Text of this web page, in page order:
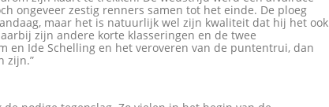
ongeveer zestig renners samen tot het einde. De ploeg
maar het is natuurlijk wel zijn kwaliteit dat hij het ook
zijn andere korte klasseringen en de twee
en Ide Schelling en het veroveren van de puntentrui, dan
zijn.”